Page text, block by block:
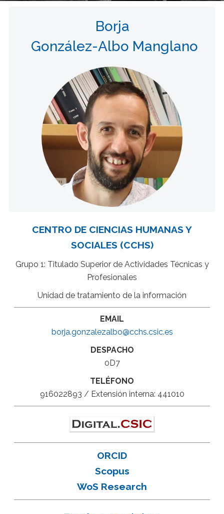
Borja
González-Albo Manglano
CENTRO DE CIENCIAS HUMANAS Y
SOCIALES (CCHS)
Grupo 1: Titulado Superior de Actividades Técnicas y
Profesionales
Unidad de tratamiento de la información
EMAIL
borja.gonzalezalbo@cchs.csic.es
DESPACHO
0D7
TELÉFONO
916022893 / Extensión interna: 441010
ORCID
Scopus
WoS Research